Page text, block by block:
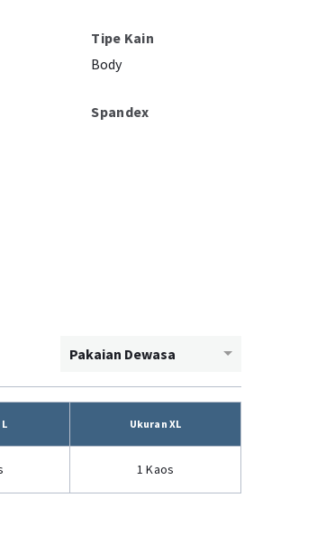
Tipe Kain
Body
Spandex
Pakaian Dewasa
Ukuran XL
1 Kaos